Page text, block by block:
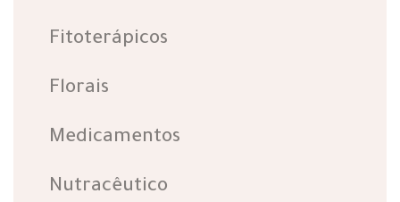
Fitoterápicos
Florais
Medicamentos
Nutracêutico